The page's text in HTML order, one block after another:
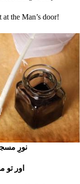
the Man’s door!
نورِ
اور